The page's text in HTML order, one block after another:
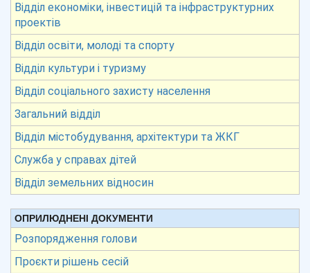
Відділ економіки, інвестицій та інфраструктурних
проектів
Відділ освіти, молоді та спорту
Відділ культури і туризму
Відділ соціального захисту населення
Загальний відділ
Відділ містобудування, архітектури та ЖКГ
Служба у справах дітей
Відділ земельних відносин
ОПРИЛЮДНЕНІ ДОКУМЕНТИ
Розпорядження голови
Проєкти рішень сесій